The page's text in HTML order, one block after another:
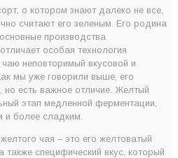
чая
о котором знают далеко не все,
считают его зеленым. Его родина
производства
особая технология
неповторимый вкусовой и
мы уже говорили выше, его
но есть важное отличие. Желтый
этап медленной ферментации,
и более сладким.
чая – это его желтоватый
также специфический вкус, который